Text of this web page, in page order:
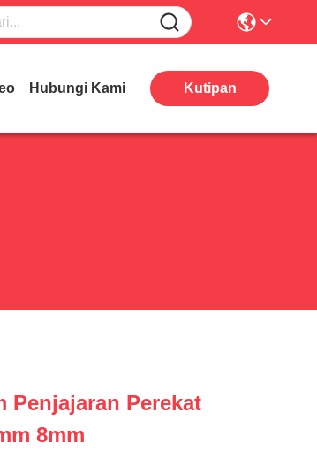
Hubungi Kami Kutipan
Penjajaran Perekat
8mm